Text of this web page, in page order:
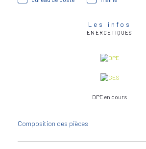
Les infos
ENERGETIQUES
DPE en cours
Composition des pièces